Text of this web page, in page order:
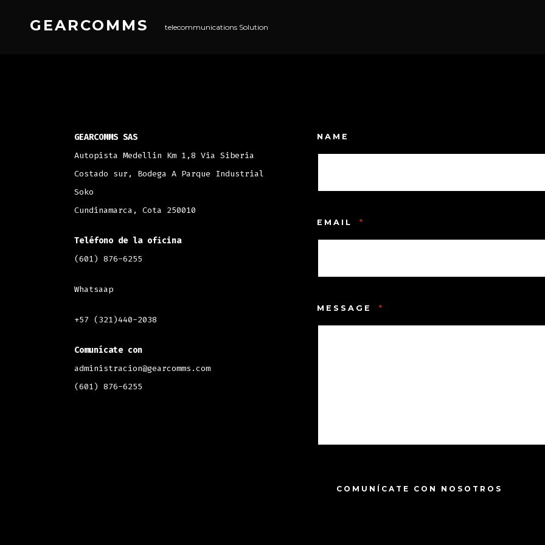
GEARCOMMS telecommunications Solution
GEARCOMMS SAS
Autopista Medellin Km 1,8 Via Siberia
Costado sur, Bodega A Parque Industrial
Soko
Cundinamarca, Cota 250010
Teléfono de la oficina
(601) 876-6255
Whatsaap
+57 (321)440-2038
Comunícate con
administracion@gearcomms.com
(601) 876-6255
NAME
EMAIL *
MESSAGE *
COMUNÍCATE CON NOSOTROS